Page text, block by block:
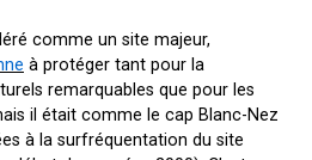
comme un site majeur,
à protéger tant pour la
remarquables que pour les
il était comme le cap Blanc-Nez
à la surfréquentation du site